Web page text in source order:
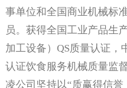
事单位和全国商业机械标
员。获得全国工业产品生
加工设备）QS质量认证，
认证饮食服务机械质量监
凌公司坚持以“质赢得信